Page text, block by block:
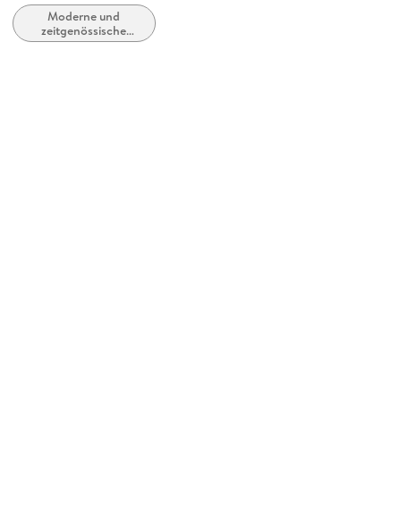
Gewicht
323 g
Moderne und
zeitgenössische
Liebesromane /